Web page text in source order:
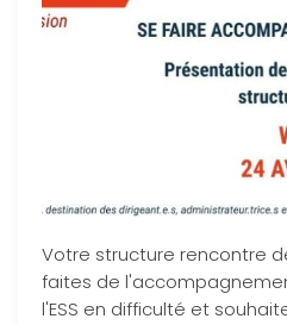
Votre structure rencontre
faites de
l'ESS en difficulté et